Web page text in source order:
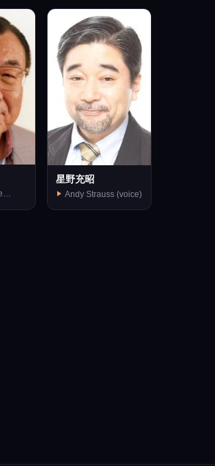
星野充昭
Andy Strauss (voice)